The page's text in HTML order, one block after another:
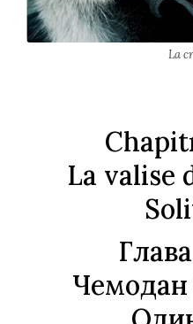
La
La valise